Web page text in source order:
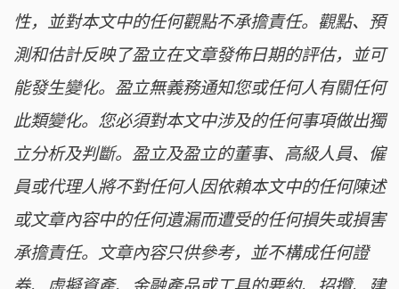
性，並對本文中的任何觀點不承擔責任。觀點、預
測和估計反映了盈立在文章發佈日期的評估，並可
能發生變化。盈立無義務通知您或任何人有關任何
此類變化。您必須對本文中涉及的任何事項做出獨
立分析及判斷。盈立及盈立的董事、高級人員、僱
員或代理人將不對任何人因依賴本文中的任何陳述
或文章內容中的任何遺漏而遭受的任何損失或損害
承擔責任。文章內容只供參考，並不構成任何證